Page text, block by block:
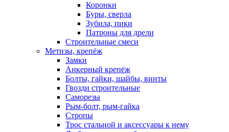
Коронки
Буры, сверла
Зубила, пики
Патроны для дрели
Строительные смеси
Метизы, крепёж
Замки
Анкерный крепёж
Болты, гайки, шайбы, винты
Гвозди строительные
Саморезы
Рым-болт, рым-гайка
Стропы
Трос стальной и аксессуары к нему